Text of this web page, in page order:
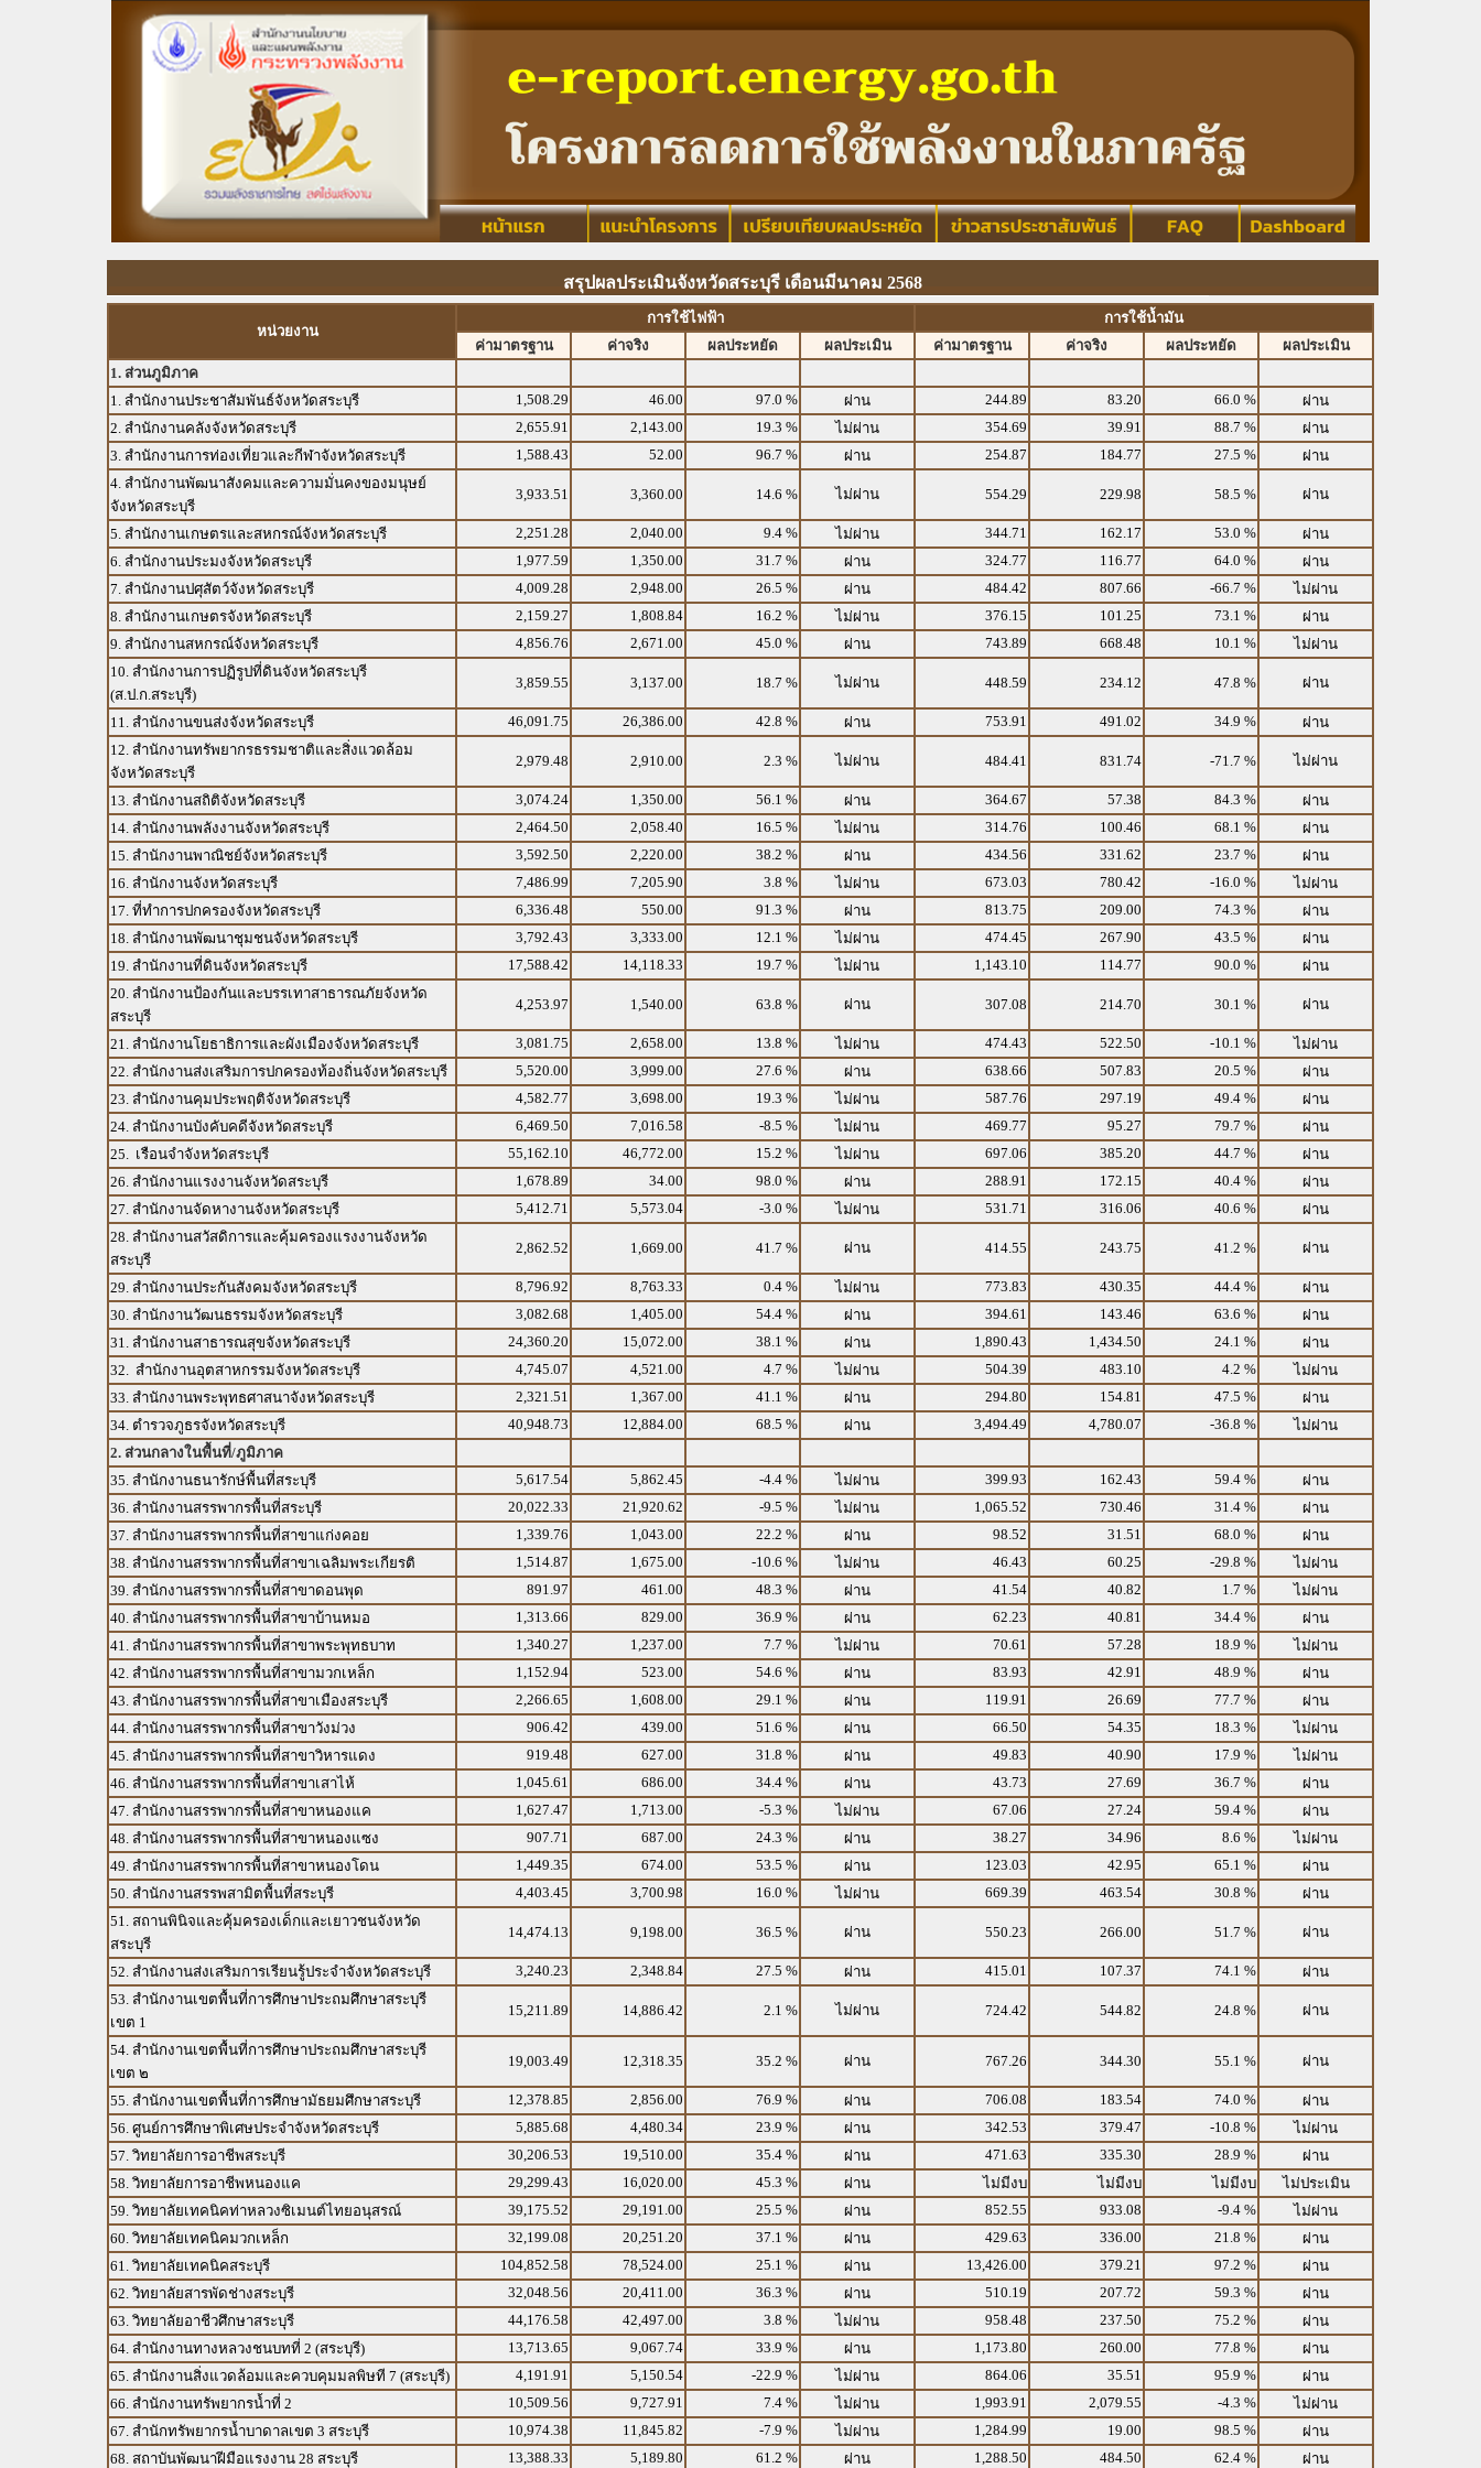
สรุปผลประเมินจังหวัดสระบุรี เดือนมีนาคม 2568
หน่วยงาน
การใช้ไฟฟ้า
การใช้น้ำมัน
ค่ามาตรฐาน
ค่าจริง ผลประหยัด ผลประเมิน ค่ามาตรฐาน ค่าจริง ผลประหยัด
ผลประเมิน
1. ส่วนภูมิภาค
1. สำนักงานประชาสัมพันธ์จังหวัดสระบุรี
1,508.29 46.00 97.0 % ผ่าน 244.89 83.20 66.0 %
ผ่าน
2. สำนักงานคลังจังหวัดสระบุรี
2,655.91 2,143.00 19.3 % ไม่ผ่าน 354.69 39.91 88.7 %
ผ่าน
3. สำนักงานการท่องเที่ยวและกีฬาจังหวัดสระบุรี
1,588.43 52.00 96.7 % ผ่าน 254.87 184.77 27.5 %
ผ่าน
4. สำนักงานพัฒนาสังคมและความมั่นคงของมนุษย์
จังหวัดสระบุรี
3,933.51 3,360.00 14.6 % ไม่ผ่าน 554.29 229.98 58.5 % ผ่าน
5. สำนักงานเกษตรและสหกรณ์จังหวัดสระบุรี 2,251.28 2,040.00 9.4 % ไม่ผ่าน 344.71 162.17 53.0 %
ผ่าน
6. สำนักงานประมงจังหวัดสระบุรี
1,977.59 1,350.00 31.7 % ผ่าน 324.77 116.77 64.0 %
ผ่าน
7. สำนักงานปศุสัตว์จังหวัดสระบุรี
4,009.28 2,948.00 26.5 % ผ่าน 484.42 807.66 -66.7 %
ไม่ผ่าน
8. สำนักงานเกษตรจังหวัดสระบุรี
2,159.27 1,808.84 16.2 % ไม่ผ่าน 376.15 101.25 73.1 %
ผ่าน
9. สำนักงานสหกรณ์จังหวัดสระบุรี
4,856.76 2,671.00 45.0 % ผ่าน 743.89 668.48 10.1 %
ไม่ผ่าน
10. สำนักงานการปฏิรูปที่ดินจังหวัดสระบุรี
(ส.ป.ก.สระบุรี)
3,859.55 3,137.00 18.7 % ไม่ผ่าน 448.59 234.12 47.8 % ผ่าน
11. สำนักงานขนส่งจังหวัดสระบุรี 46,091.75 26,386.00 42.8 % ผ่าน 753.91 491.02 34.9 %
ผ่าน
12. สำนักงานทรัพยากรธรรมชาติและสิ่งแวดล้อม
จังหวัดสระบุรี
2,979.48 2,910.00 2.3 % ไม่ผ่าน 484.41 831.74 -71.7 % ไม่ผ่าน
13. สำนักงานสถิติจังหวัดสระบุรี 3,074.24 1,350.00 56.1 % ผ่าน 364.67 57.38 84.3 %
ผ่าน
14. สำนักงานพลังงานจังหวัดสระบุรี
2,464.50 2,058.40 16.5 % ไม่ผ่าน 314.76 100.46 68.1 %
ผ่าน
15. สำนักงานพาณิชย์จังหวัดสระบุรี
3,592.50 2,220.00 38.2 % ผ่าน 434.56 331.62 23.7 %
ผ่าน
16. สำนักงานจังหวัดสระบุรี
7,486.99 7,205.90 3.8 % ไม่ผ่าน 673.03 780.42 -16.0 %
ไม่ผ่าน
17. ที่ทำการปกครองจังหวัดสระบุรี
6,336.48 550.00 91.3 % ผ่าน 813.75 209.00 74.3 %
ผ่าน
18. สำนักงานพัฒนาชุมชนจังหวัดสระบุรี
3,792.43 3,333.00 12.1 % ไม่ผ่าน 474.45 267.90 43.5 %
ผ่าน
19. สำนักงานที่ดินจังหวัดสระบุรี
17,588.42 14,118.33 19.7 % ไม่ผ่าน 1,143.10 114.77 90.0 %
ผ่าน
20. สำนักงานป้องกันและบรรเทาสาธารณภัยจังหวัด
สระบุรี
4,253.97 1,540.00 63.8 % ผ่าน 307.08 214.70 30.1 % ผ่าน
21. สำนักงานโยธาธิการและผังเมืองจังหวัดสระบุรี 3,081.75 2,658.00 13.8 % ไม่ผ่าน 474.43 522.50 -10.1 %
ไม่ผ่าน
22. สำนักงานส่งเสริมการปกครองท้องถิ่นจังหวัดสระบุรี
5,520.00 3,999.00 27.6 % ผ่าน 638.66 507.83 20.5 %
ผ่าน
23. สำนักงานคุมประพฤติจังหวัดสระบุรี
4,582.77 3,698.00 19.3 % ไม่ผ่าน 587.76 297.19 49.4 %
ผ่าน
24. สำนักงานบังคับคดีจังหวัดสระบุรี
6,469.50 7,016.58 -8.5 % ไม่ผ่าน 469.77 95.27 79.7 %
ผ่าน
25. เรือนจำจังหวัดสระบุรี
55,162.10 46,772.00 15.2 % ไม่ผ่าน 697.06 385.20 44.7 %
ผ่าน
26. สำนักงานแรงงานจังหวัดสระบุรี
1,678.89 34.00 98.0 % ผ่าน 288.91 172.15 40.4 %
ผ่าน
27. สำนักงานจัดหางานจังหวัดสระบุรี
5,412.71 5,573.04 -3.0 % ไม่ผ่าน 531.71 316.06 40.6 %
ผ่าน
28. สำนักงานสวัสดิการและคุ้มครองแรงงานจังหวัด
สระบุรี
2,862.52 1,669.00 41.7 % ผ่าน 414.55 243.75 41.2 % ผ่าน
29. สำนักงานประกันสังคมจังหวัดสระบุรี 8,796.92 8,763.33 0.4 % ไม่ผ่าน 773.83 430.35 44.4 %
ผ่าน
30. สำนักงานวัฒนธรรมจังหวัดสระบุรี
3,082.68 1,405.00 54.4 % ผ่าน 394.61 143.46 63.6 %
ผ่าน
31. สำนักงานสาธารณสุขจังหวัดสระบุรี
24,360.20 15,072.00 38.1 % ผ่าน 1,890.43 1,434.50 24.1 %
ผ่าน
32. สำนักงานอุตสาหกรรมจังหวัดสระบุรี
4,745.07 4,521.00 4.7 % ไม่ผ่าน 504.39 483.10 4.2 %
ไม่ผ่าน
33. สำนักงานพระพุทธศาสนาจังหวัดสระบุรี
2,321.51 1,367.00 41.1 % ผ่าน 294.80 154.81 47.5 %
ผ่าน
34. ตำรวจภูธรจังหวัดสระบุรี
40,948.73 12,884.00 68.5 % ผ่าน 3,494.49 4,780.07 -36.8 %
ไม่ผ่าน
2. ส่วนกลางในพื้นที่/ภูมิภาค
35. สำนักงานธนารักษ์พื้นที่สระบุรี
5,617.54 5,862.45 -4.4 % ไม่ผ่าน 399.93 162.43 59.4 %
ผ่าน
36. สำนักงานสรรพากรพื้นที่สระบุรี
20,022.33 21,920.62 -9.5 % ไม่ผ่าน 1,065.52 730.46 31.4 %
ผ่าน
37. สำนักงานสรรพากรพื้นที่สาขาแก่งคอย
1,339.76 1,043.00 22.2 % ผ่าน 98.52 31.51 68.0 %
ผ่าน
38. สำนักงานสรรพากรพื้นที่สาขาเฉลิมพระเกียรติ
1,514.87 1,675.00 -10.6 % ไม่ผ่าน 46.43 60.25 -29.8 %
ไม่ผ่าน
39. สำนักงานสรรพากรพื้นที่สาขาดอนพุด
891.97 461.00 48.3 % ผ่าน 41.54 40.82 1.7 %
ไม่ผ่าน
40. สำนักงานสรรพากรพื้นที่สาขาบ้านหมอ
1,313.66 829.00 36.9 % ผ่าน 62.23 40.81 34.4 %
ผ่าน
41. สำนักงานสรรพากรพื้นที่สาขาพระพุทธบาท
1,340.27 1,237.00 7.7 % ไม่ผ่าน 70.61 57.28 18.9 %
ไม่ผ่าน
42. สำนักงานสรรพากรพื้นที่สาขามวกเหล็ก
1,152.94 523.00 54.6 % ผ่าน 83.93 42.91 48.9 %
ผ่าน
43. สำนักงานสรรพากรพื้นที่สาขาเมืองสระบุรี
2,266.65 1,608.00 29.1 % ผ่าน 119.91 26.69 77.7 %
ผ่าน
44. สำนักงานสรรพากรพื้นที่สาขาวังม่วง
906.42 439.00 51.6 % ผ่าน 66.50 54.35 18.3 %
ไม่ผ่าน
45. สำนักงานสรรพากรพื้นที่สาขาวิหารแดง
919.48 627.00 31.8 % ผ่าน 49.83 40.90 17.9 %
ไม่ผ่าน
46. สำนักงานสรรพากรพื้นที่สาขาเสาไห้
1,045.61 686.00 34.4 % ผ่าน 43.73 27.69 36.7 %
ผ่าน
47. สำนักงานสรรพากรพื้นที่สาขาหนองแค
1,627.47 1,713.00 -5.3 % ไม่ผ่าน 67.06 27.24 59.4 %
ผ่าน
48. สำนักงานสรรพากรพื้นที่สาขาหนองแซง
907.71 687.00 24.3 % ผ่าน 38.27 34.96 8.6 %
ไม่ผ่าน
49. สำนักงานสรรพากรพื้นที่สาขาหนองโดน
1,449.35 674.00 53.5 % ผ่าน 123.03 42.95 65.1 %
ผ่าน
50. สำนักงานสรรพสามิตพื้นที่สระบุรี
4,403.45 3,700.98 16.0 % ไม่ผ่าน 669.39 463.54 30.8 %
ผ่าน
51. สถานพินิจและคุ้มครองเด็กและเยาวชนจังหวัด
สระบุรี
14,474.13 9,198.00 36.5 % ผ่าน 550.23 266.00 51.7 % ผ่าน
52. สำนักงานส่งเสริมการเรียนรู้ประจำจังหวัดสระบุรี 3,240.23 2,348.84 27.5 % ผ่าน 415.01 107.37 74.1 %
ผ่าน
53. สำนักงานเขตพื้นที่การศึกษาประถมศึกษาสระบุรี
เขต 1
15,211.89 14,886.42 2.1 % ไม่ผ่าน 724.42 544.82 24.8 % ผ่าน
54. สำนักงานเขตพื้นที่การศึกษาประถมศึกษาสระบุรี
เขต ๒
19,003.49 12,318.35 35.2 % ผ่าน 767.26 344.30 55.1 % ผ่าน
55. สำนักงานเขตพื้นที่การศึกษามัธยมศึกษาสระบุรี 12,378.85 2,856.00 76.9 % ผ่าน 706.08 183.54 74.0 %
ผ่าน
56. ศูนย์การศึกษาพิเศษประจำจังหวัดสระบุรี
5,885.68 4,480.34 23.9 % ผ่าน 342.53 379.47 -10.8 %
ไม่ผ่าน
57. วิทยาลัยการอาชีพสระบุรี
30,206.53 19,510.00 35.4 % ผ่าน 471.63 335.30 28.9 %
ผ่าน
58. วิทยาลัยการอาชีพหนองแค
29,299.43 16,020.00 45.3 % ผ่าน ไม่มีงบ ไม่มีงบ ไม่มีงบ
ไม่ประเมิน
59. วิทยาลัยเทคนิคท่าหลวงซิเมนต์ไทยอนุสรณ์
39,175.52 29,191.00 25.5 % ผ่าน 852.55 933.08 -9.4 %
ไม่ผ่าน
60. วิทยาลัยเทคนิคมวกเหล็ก
32,199.08 20,251.20 37.1 % ผ่าน 429.63 336.00 21.8 %
ผ่าน
61. วิทยาลัยเทคนิคสระบุรี
104,852.58 78,524.00 25.1 % ผ่าน 13,426.00 379.21 97.2 %
ผ่าน
62. วิทยาลัยสารพัดช่างสระบุรี
32,048.56 20,411.00 36.3 % ผ่าน 510.19 207.72 59.3 %
ผ่าน
63. วิทยาลัยอาชีวศึกษาสระบุรี
44,176.58 42,497.00 3.8 % ไม่ผ่าน 958.48 237.50 75.2 %
ผ่าน
64. สำนักงานทางหลวงชนบทที่ 2 (สระบุรี)
13,713.65 9,067.74 33.9 % ผ่าน 1,173.80 260.00 77.8 %
ผ่าน
65. สำนักงานสิ่งแวดล้อมและควบคุมมลพิษที 7 (สระบุรี)
4,191.91 5,150.54 -22.9 % ไม่ผ่าน 864.06 35.51 95.9 %
ผ่าน
66. สำนักงานทรัพยากรน้ำที่ 2
10,509.56 9,727.91 7.4 % ไม่ผ่าน 1,993.91 2,079.55 -4.3 %
ไม่ผ่าน
67. สำนักทรัพยากรน้ำบาดาลเขต 3 สระบุรี
10,974.38 11,845.82 -7.9 % ไม่ผ่าน 1,284.99 19.00 98.5 %
ผ่าน
68. สถาบันพัฒนาฝีมือแรงงาน 28 สระบุรี
13,388.33 5,189.80 61.2 % ผ่าน 1,288.50 484.50 62.4 % ผ่าน